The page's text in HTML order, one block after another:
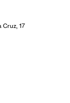
Cruz, 17